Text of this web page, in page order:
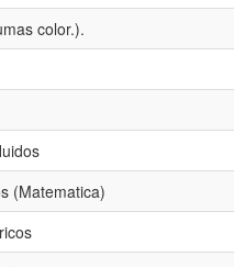
color.).
(Matematica)